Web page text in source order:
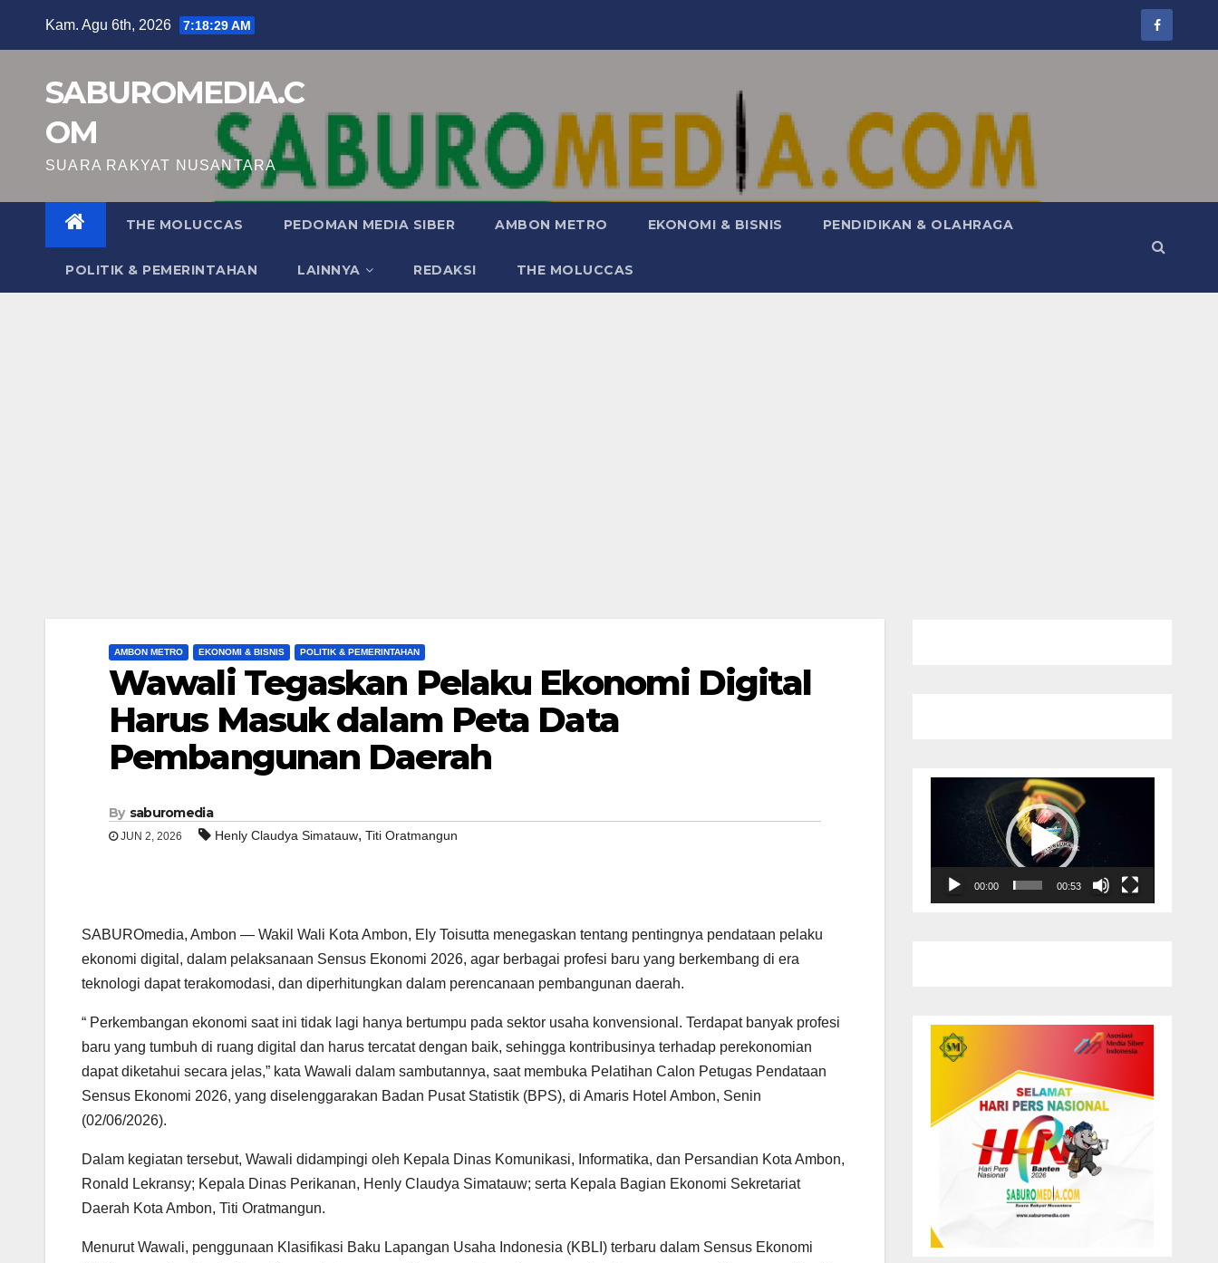
Kam. Agu 6th, 2026 7:18:30 AM
SABUROMEDIA.C
OM
SUARA RAKYAT NUSANTARA
THE MOLUCCAS PEDOMAN MEDIA SIBER AMBON METRO EKONOMI & BISNIS PENDIDIKAN & OLAHRAGA
POLITIK & PEMERINTAHAN LAINNYA REDAKSI THE MOLUCCAS
AMBON METRO EKONOMI & BISNIS POLITIK & PEMERINTAHAN
Wawali Tegaskan Pelaku Ekonomi Digital
Harus Masuk dalam Peta Data
Pembangunan Daerah
By saburomedia
JUN 2, 2026 Henly Claudya Simatauw, Titi Oratmangun
SABUROmedia, Ambon — Wakil Wali Kota Ambon, Ely Toisutta menegaskan tentang pentingnya pendataan pelaku
ekonomi digital, dalam pelaksanaan Sensus Ekonomi 2026, agar berbagai profesi baru yang berkembang di era
teknologi dapat terakomodasi, dan diperhitungkan dalam perencanaan pembangunan daerah.
“ Perkembangan ekonomi saat ini tidak lagi hanya bertumpu pada sektor usaha konvensional. Terdapat banyak profesi
baru yang tumbuh di ruang digital dan harus tercatat dengan baik, sehingga kontribusinya terhadap perekonomian
dapat diketahui secara jelas,” kata Wawali dalam sambutannya, saat membuka Pelatihan Calon Petugas Pendataan
Sensus Ekonomi 2026, yang diselenggarakan Badan Pusat Statistik (BPS), di Amaris Hotel Ambon, Senin
(02/06/2026).
Dalam kegiatan tersebut, Wawali didampingi oleh Kepala Dinas Komunikasi, Informatika, dan Persandian Kota Ambon,
Ronald Lekransy; Kepala Dinas Perikanan, Henly Claudya Simatauw; serta Kepala Bagian Ekonomi Sekretariat
Daerah Kota Ambon, Titi Oratmangun.
Menurut Wawali, penggunaan Klasifikasi Baku Lapangan Usaha Indonesia (KBLI) terbaru dalam Sensus Ekonomi
Video
00:00 00:53